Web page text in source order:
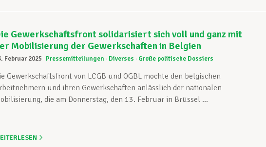
Gewerkschaftsfront solidarisiert sich voll und ganz mit
Mobilisierung der Gewerkschaften in Belgien
Februar 2025 Pressemitteilungen Diverses Große politische Dossiers
Gewerkschaftsfront von LCGB und OGBL möchte den belgischen
und ihren Gewerkschaften anlässlich der nationalen
die am Donnerstag, den 13. Februar in Brüssel ...